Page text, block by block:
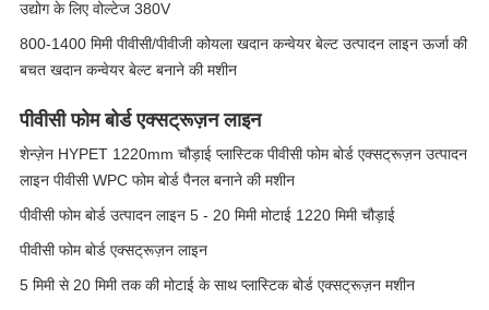
उद्योग के लिए वोल्टेज 380V
800-1400 मिमी पीवीसी/पीवीजी कोयला खदान कन्वेयर बेल्ट उत्पादन लाइन ऊर्जा की
बचत खदान कन्वेयर बेल्ट बनाने की मशीन
पीवीसी फोम बोर्ड एक्सट्रूज़न लाइन
शेन्ज़ेन HYPET 1220mm चौड़ाई प्लास्टिक पीवीसी फोम बोर्ड एक्सट्रूज़न उत्पादन
लाइन पीवीसी WPC फोम बोर्ड पैनल बनाने की मशीन
पीवीसी फोम बोर्ड उत्पादन लाइन 5 - 20 मिमी मोटाई 1220 मिमी चौड़ाई
पीवीसी फोम बोर्ड एक्सट्रूज़न लाइन
5 मिमी से 20 मिमी तक की मोटाई के साथ प्लास्टिक बोर्ड एक्सट्रूज़न मशीन